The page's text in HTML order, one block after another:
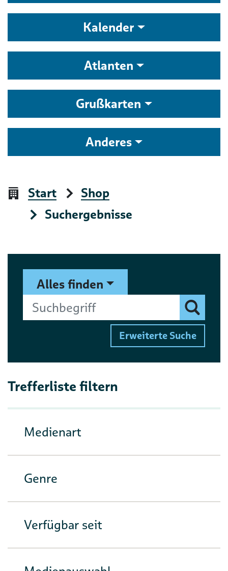
Kalender
Atlanten
Grußkarten
Anderes
Start
Shop
Suchergebnisse
Suchformular
Alles finden
Suchbegriff
Finden
Erweiterte Suche
Trefferliste filtern
Medienart
Genre
Verfügbar seit